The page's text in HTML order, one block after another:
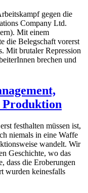
gegen die
Company Ltd.
Mit einem
die Belegschaft vorerst
Mit brutaler Repression
brechen und
festhalten müssen ist,
niemals in eine Waffe
wandelt. Wir
Geschichte, wo das
dass die Eroberungen
wurden keinesfalls